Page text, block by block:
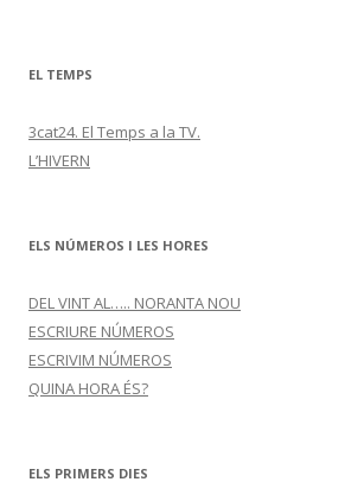
EL TEMPS
3cat24. El Temps a la TV.
L’HIVERN
ELS NÚMEROS I LES HORES
DEL VINT AL….. NORANTA NOU
ESCRIURE NÚMEROS
ESCRIVIM NÚMEROS
QUINA HORA ÉS?
ELS PRIMERS DIES